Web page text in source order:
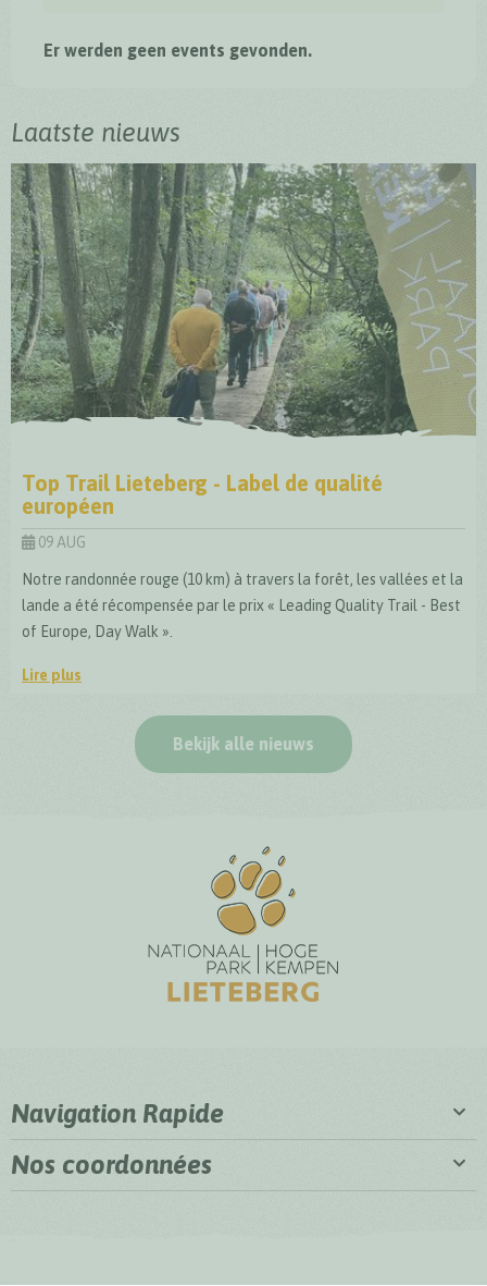
Er werden geen events gevonden.
Laatste nieuws
Top Trail Lieteberg - Label de qualité
européen
09 AUG
Notre randonnée rouge (10 km) à travers la forêt, les vallées et la
lande a été récompensée par le prix « Leading Quality Trail - Best
of Europe, Day Walk ».
Lire plus
Bekijk alle nieuws
Navigation Rapide
Nos coordonnées